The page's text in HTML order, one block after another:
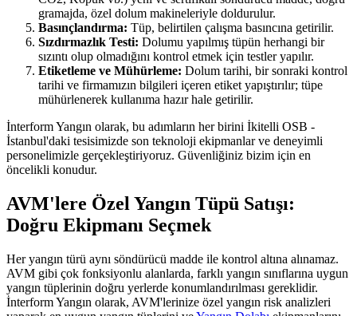
gramajda, özel dolum makineleriyle doldurulur.
Basınçlandırma: Tüp, belirtilen çalışma basıncına getirilir.
Sızdırmazlık Testi: Dolumu yapılmış tüpün herhangi bir
sızıntı olup olmadığını kontrol etmek için testler yapılır.
Etiketleme ve Mühürleme: Dolum tarihi, bir sonraki kontrol
tarihi ve firmamızın bilgileri içeren etiket yapıştırılır; tüpe
mühürlenerek kullanıma hazır hale getirilir.
İnterform Yangın olarak, bu adımların her birini İkitelli OSB -
İstanbul'daki tesisimizde son teknoloji ekipmanlar ve deneyimli
personelimizle gerçekleştiriyoruz. Güvenliğiniz bizim için en
öncelikli konudur.
AVM'lere Özel Yangın Tüpü Satışı:
Doğru Ekipmanı Seçmek
Her yangın türü aynı söndürücü madde ile kontrol altına alınamaz.
AVM gibi çok fonksiyonlu alanlarda, farklı yangın sınıflarına uygun
yangın tüplerinin doğru yerlerde konumlandırılması gereklidir.
İnterform Yangın olarak, AVM'lerinize özel yangın risk analizleri